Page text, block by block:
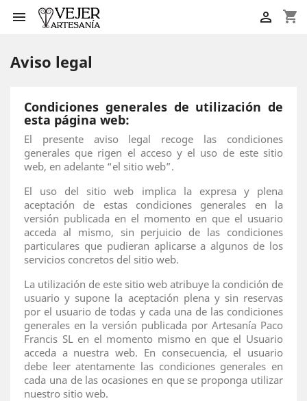
 shopping_cart

Aviso legal
Condiciones generales de utilización de
esta página web:
El presente aviso legal recoge las condiciones
generales que rigen el acceso y el uso de este sitio
web, en adelante “el sitio web”.
El uso del sitio web implica la expresa y plena
aceptación de estas condiciones generales en la
versión publicada en el momento en que el usuario
acceda al mismo, sin perjuicio de las condiciones
particulares que pudieran aplicarse a algunos de los
servicios concretos del sitio web.
La utilización de este sitio web atribuye la condición de
usuario y supone la aceptación plena y sin reservas
por el usuario de todas y cada una de las condiciones
generales en la versión publicada por Artesanía Paco
Francis SL en el momento mismo en que el Usuario
acceda a nuestra web. En consecuencia, el usuario
debe leer atentamente las condiciones generales en
cada una de las ocasiones en que se proponga utilizar
nuestro sitio web.